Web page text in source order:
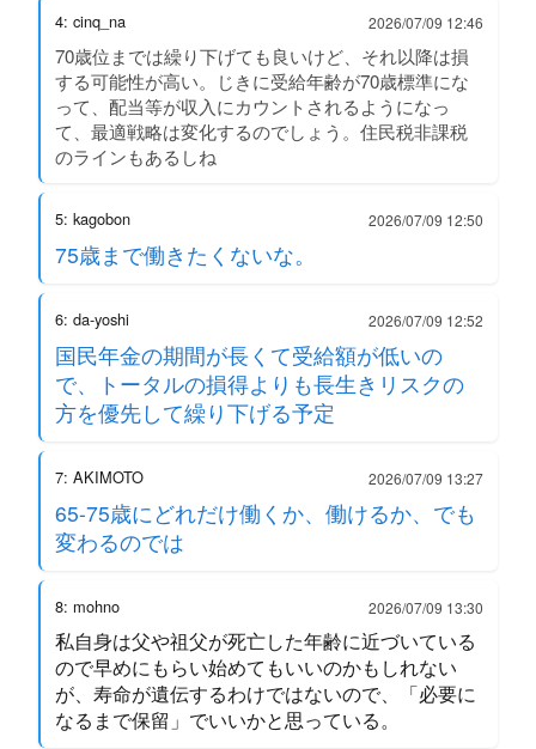
4: cinq_na 2026/07/09 12:46
70歳位までは繰り下げても良いけど、それ以降は損
する可能性が高い。じきに受給年齢が70歳標準にな
って、配当等が収入にカウントされるようになっ
て、最適戦略は変化するのでしょう。住民税非課税
のラインもあるしね
5: kagobon 2026/07/09 12:50
75歳まで働きたくないな。
6: da-yoshi 2026/07/09 12:52
国民年金の期間が長くて受給額が低いの
で、トータルの損得よりも長生きリスクの
方を優先して繰り下げる予定
7: AKIMOTO 2026/07/09 13:27
65-75歳にどれだけ働くか、働けるか、でも
変わるのでは
8: mohno 2026/07/09 13:30
私自身は父や祖父が死亡した年齢に近づいている
ので早めにもらい始めてもいいのかもしれない
が、寿命が遺伝するわけではないので、「必要に
なるまで保留」でいいかと思っている。